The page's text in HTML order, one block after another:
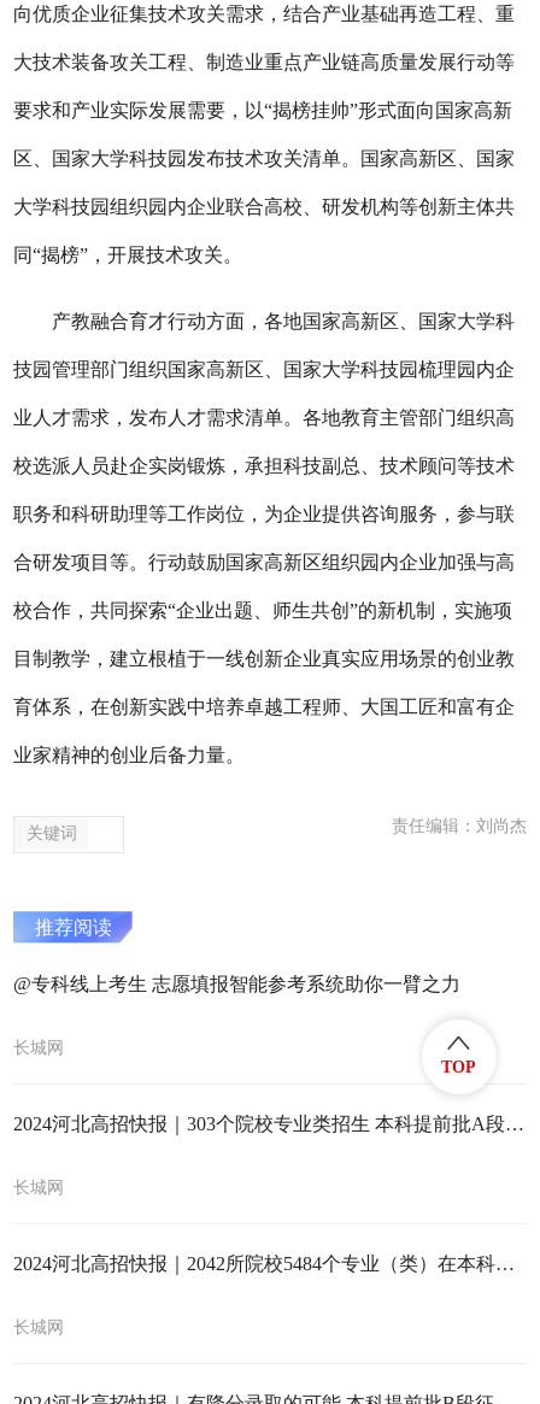
向优质企业征集技术攻关需求，结合产业基础再造工程、重
大技术装备攻关工程、制造业重点产业链高质量发展行动等
要求和产业实际发展需要，以“揭榜挂帅”形式面向国家高新
区、国家大学科技园发布技术攻关清单。国家高新区、国家
大学科技园组织园内企业联合高校、研发机构等创新主体共
同“揭榜”，开展技术攻关。
产教融合育才行动方面，各地国家高新区、国家大学科
技园管理部门组织国家高新区、国家大学科技园梳理园内企
业人才需求，发布人才需求清单。各地教育主管部门组织高
校选派人员赴企实岗锻炼，承担科技副总、技术顾问等技术
职务和科研助理等工作岗位，为企业提供咨询服务，参与联
合研发项目等。行动鼓励国家高新区组织园内企业加强与高
校合作，共同探索“企业出题、师生共创”的新机制，实施项
目制教学，建立根植于一线创新企业真实应用场景的创业教
育体系，在创新实践中培养卓越工程师、大国工匠和富有企
业家精神的创业后备力量。
关键词 责任编辑：刘尚杰
推荐阅读
@专科线上考生 志愿填报智能参考系统助你一臂之力
长城网
2024河北高招快报｜303个院校专业类招生 本科提前批A段录取结束
长城网
2024河北高招快报｜2042所院校5484个专业（类）在本科提前批B段计划招生
长城网
TOP